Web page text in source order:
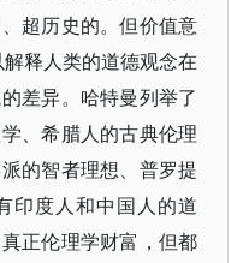
超历史的。但价值意
释人类的道德观念在
差异。哈特曼列举了
、希腊人的古典伦理
的智者理想、普罗提
印度人和中国人的道
正伦理学财富，但都